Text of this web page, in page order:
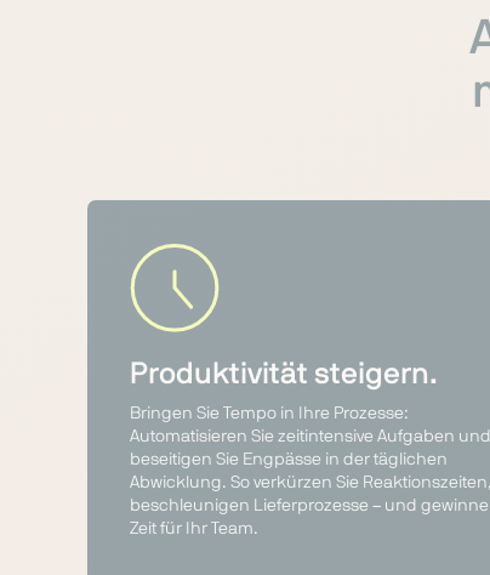
Produktivität steigern.
Bringen Sie Tempo in Ihre Prozesse:
Automatisieren Sie zeitintensive Aufgaben und
beseitigen Sie Engpässe in der täglichen
Abwicklung. So verkürzen Sie Reaktionszeiten,
beschleunigen Lieferprozesse – und
Zeit für Ihr Team.